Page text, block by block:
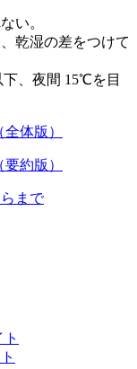
い。
乾湿の差をつけて
、夜間 15℃を目
体版）
約版）
まで